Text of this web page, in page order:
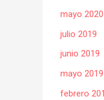
mayo 2020
julio 2019
junio 2019
mayo 2019
febrero